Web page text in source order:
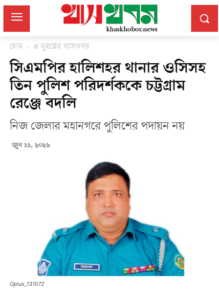
হোম এ মুহুর্ত্বের খাসখবর
সিএমপির হালিশহর থানার ওসিসহ
তিন পুলিশ পরিদর্শককে চট্টগ্রাম
রেঞ্জে বদলি
নিজ জেলার মহানগরে পুলিশের পদায়ন নয়
জুন ১১, ২০২৬
Oplus_131072